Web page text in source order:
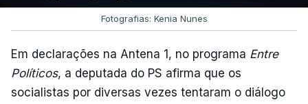
Fotografias: Kenia Nunes
Em declarações na Antena 1, no programa Entre
Políticos, a deputada do PS afirma que os
socialistas por diversas vezes tentaram o diálogo